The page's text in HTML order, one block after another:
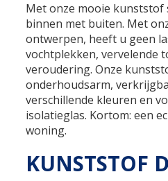
Met onze mooie
binnen met buiten. Met
ontwerpen, heeft u geen
vochtplekken, vervelende
veroudering. Onze
onderhoudsarm,
verschillende kleuren en
isolatieglas. Kortom: een
woning.
KUNSTSTOF